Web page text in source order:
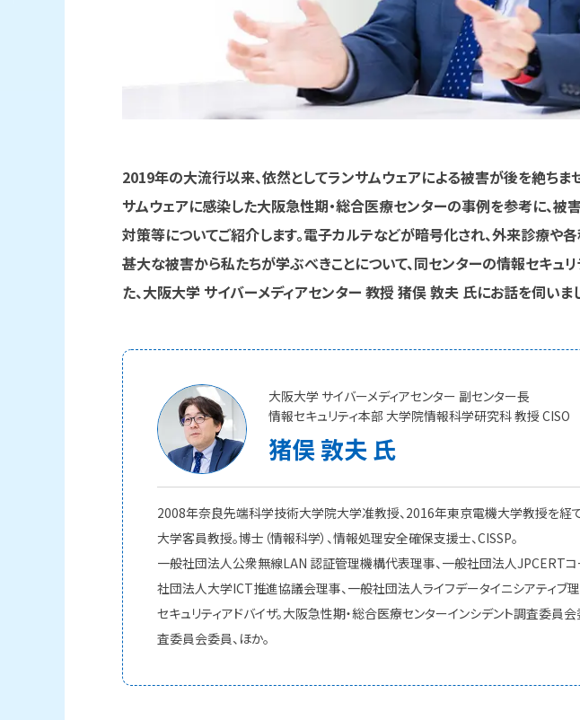
2019年の大流行以来、依然としてランサムウェアによる被害が後を絶ちま
サムウェアに感染した大阪急性期・総合医療センターの事例を参考に、
対策等についてご紹介します。電子カルテなどが暗号化され、外来診療や
甚大な被害から私たちが学ぶべきことについて、同センターの情報セキュ
た、大阪大学 サイバーメディアセンター 教授 猪俣 敦夫 氏にお話を伺いま
大阪大学 サイバーメディアセンター 副センター長
情報セキュリティ本部 大学院情報科学研究科 教授 CISO
猪俣 敦夫 氏
2008年奈良先端科学技術大学院大学准教授、2016年東京電機大学教授を経
大学客員教授。博士（情報科学）、情報処理安全確保支援士、CISSP。
一般社団法人公衆無線LAN 認証管理機構代表理事、一般社団法人JPCERTコ
社団法人大学ICT推進協議会理事、一般社団法人ライフデータイニシアティブ
セキュリティアドバイザ。大阪急性期・総合医療センターインシデント調査委
査委員会委員、ほか。